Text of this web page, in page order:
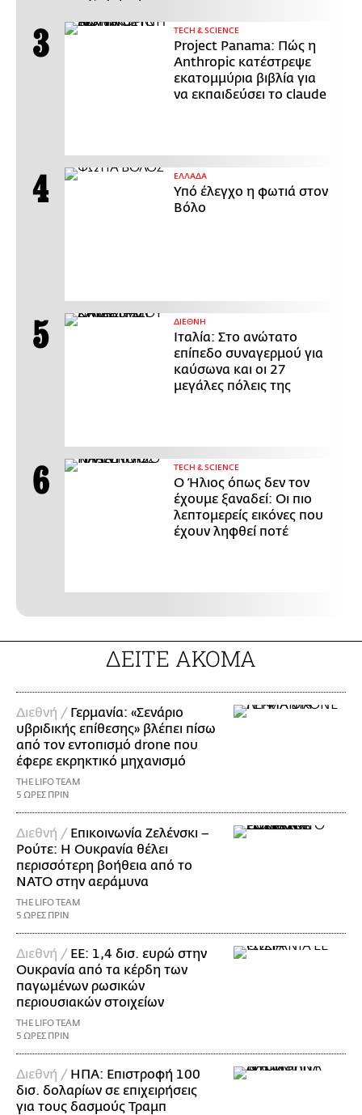
ΤECH & SCIENCE
Project Panama: Πώς η
Anthropic κατέστρεψε
εκατομμύρια βιβλία για
να εκπαιδεύσει το claude
ΕΛΛΑΔΑ
Υπό έλεγχο η φωτιά στον
Βόλο
ΔΙΕΘΝΗ
Ιταλία: Στο ανώτατο
επίπεδο συναγερμού για
καύσωνα και οι 27
μεγάλες πόλεις της
ΤECH & SCIENCE
Ο Ήλιος όπως δεν τον
έχουμε ξαναδεί: Οι πιο
λεπτομερείς εικόνες που
έχουν ληφθεί ποτέ
ΔΕΙΤΕ ΑΚΟΜΑ
Διεθνή / Γερμανία: «Σενάριο
υβριδικής επίθεσης» βλέπει πίσω
από τον εντοπισμό drone που
έφερε εκρηκτικό μηχανισμό
THE LIFO TEAM
5 ΩΡΕΣ ΠΡΙΝ
Διεθνή / Επικοινωνία Ζελένσκι –
Ρούτε: Η Ουκρανία θέλει
περισσότερη βοήθεια από το
ΝΑΤΟ στην αεράμυνα
THE LIFO TEAM
5 ΩΡΕΣ ΠΡΙΝ
Διεθνή / ΕΕ: 1,4 δισ. ευρώ στην
Ουκρανία από τα κέρδη των
παγωμένων ρωσικών
περιουσιακών στοιχείων
THE LIFO TEAM
5 ΩΡΕΣ ΠΡΙΝ
Διεθνή / ΗΠΑ: Επιστροφή 100
δισ. δολαρίων σε επιχειρήσεις
για τους δασμούς Τραμπ